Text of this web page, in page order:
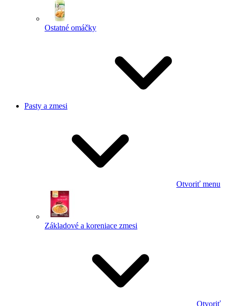
Ostatné omáčky
Pasty a zmesi
Otvoriť menu
Základové a koreniace zmesi
Otvoriť